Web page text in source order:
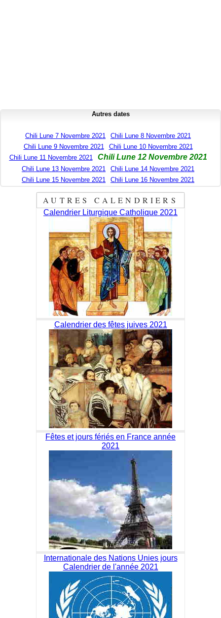
Autres dates
Chili Lune 7 Novembre 2021
Chili Lune 8 Novembre 2021
Chili Lune 9 Novembre 2021
Chili Lune 10 Novembre 2021
Chili Lune 11 Novembre 2021
Chili Lune 12 Novembre 2021
Chili Lune 13 Novembre 2021
Chili Lune 14 Novembre 2021
Chili Lune 15 Novembre 2021
Chili Lune 16 Novembre 2021
AUTRES CALENDRIERS
Calendrier Liturgique Catholique 2021
Calendrier des fêtes juives 2021
Fêtes et jours fériés en France année
2021
Internationale des Nations Unies jours
Calendrier de l'année 2021